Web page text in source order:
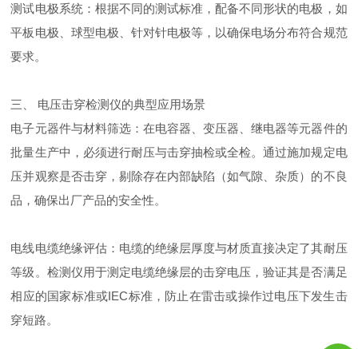
测试电极系统：根据不同的测试标准，配备不同形状的电极，如
平板电极、球型电极、针对针电极等，以确保电场分布符合规范
要求。
三、 电压击穿检测仪的典型应用场景
电子元器件与材料筛选：在电容器、变压器、继电器等元器件的
批量生产中，必须进行耐压与击穿抽检或全检。通过施加规定电
压并观察是否击穿，剔除存在内部缺陷（如气隙、杂质）的不良
品，确保出厂产品的安全性。
电线电缆绝缘评估：电缆的绝缘层厚度与材质直接决定了其耐压
等级。检测仪用于测定电缆绝缘层的击穿电压，验证其是否满足
相应的国家标准或IEC标准，防止在雷击或操作过电压下发生击
穿短路。